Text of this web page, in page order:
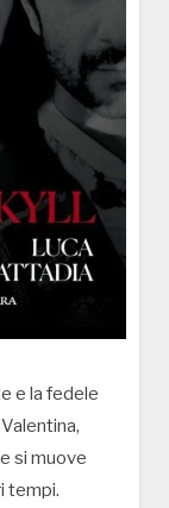
e la fedele
si muove
tempi.